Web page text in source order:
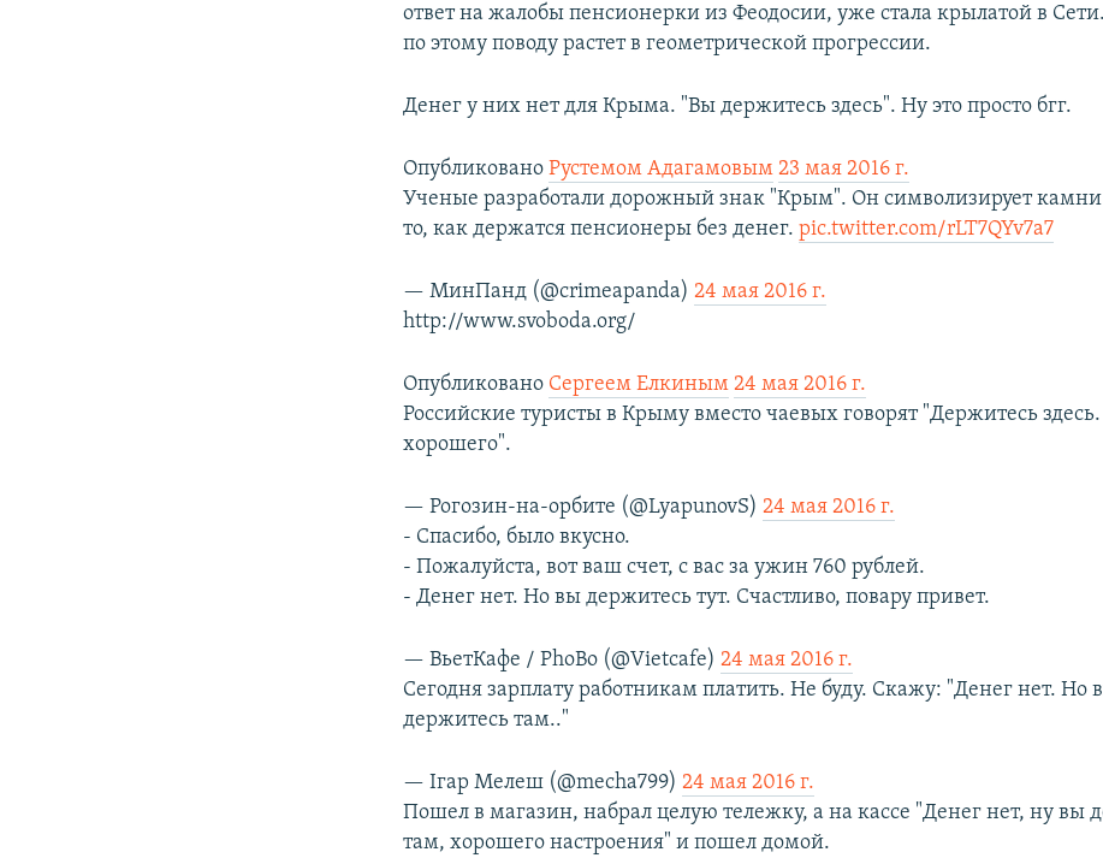
ответ на жалобы пенсионерки из Феодосии, уже стала крылатой в
по этому поводу растет в геометрической прогрессии.
Денег у них нет для Крыма. "Вы держитесь здесь". Ну это просто бгг.
ОпубликованоРустемом Адагамовым 23 мая 2016 г.
Ученые разработали дорожный знак "Крым". Он символизирует камни
то, как держатся пенсионеры без денег.pic.twitter.com/rLT7QYv7a7
— МинПанд (@crimeapanda)24 мая 2016 г.
http://www.svoboda.org/
Опубликовано Сергеем Елкиным 24 мая 2016 г.
Российские туристы в Крыму вместо чаевых говорят "Держитесь здесь.
хорошего".
— Рогозин-на-орбите (@LyapunovS)24 мая 2016 г.
- Спасибо, было вкусно.
- Пожалуйста, вот ваш счет, с вас за ужин 760 рублей.
- Денег нет. Но вы держитесь тут. Счастливо, повару привет.
— ВьетКафе / PhoBo (@Vietcafe)24 мая 2016 г.
Сегодня зарплату работникам платить. Не буду. Скажу: "Денег нет. Но
держитесь там.."
— Iгар Мелеш (@mecha799)24 мая 2016 г.
Пошел в магазин, набрал целую тележку, а на кассе "Денег нет, ну вы
там, хорошего настроения" и пошел домой.